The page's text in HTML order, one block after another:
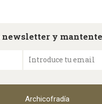
newsletter y
Introduce tu email
Archicofradía